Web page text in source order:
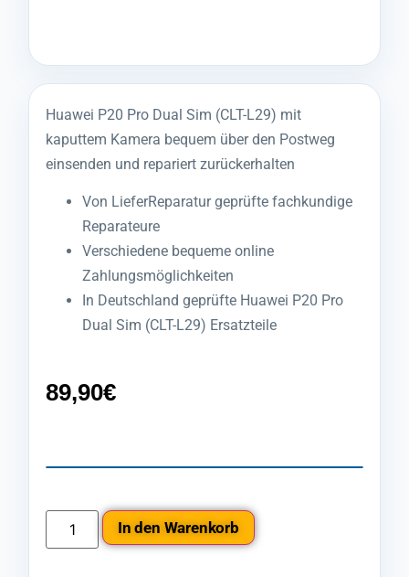
Huawei P20 Pro Dual Sim (CLT-L29) mit
kaputtem Kamera bequem über den Postweg
einsenden und repariert zurückerhalten
Von LieferReparatur geprüfte fachkundige
Reparateure
Verschiedene bequeme online
Zahlungsmöglichkeiten
In Deutschland geprüfte Huawei P20 Pro
Dual Sim (CLT-L29) Ersatzteile
89,90€
In den Warenkorb